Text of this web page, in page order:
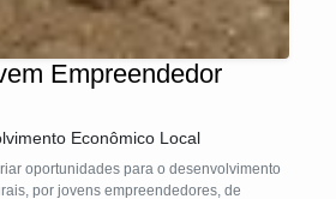
Empreendedor
Econômico Local
oportunidades para o desenvolvimento
por jovens empreendedores, de